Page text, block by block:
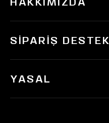
SIPARIŞ DESTEK
YASAL